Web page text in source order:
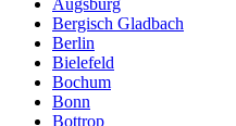
Bergisch Gladbach
Berlin
Bielefeld
Bochum
Bonn
Bottrop